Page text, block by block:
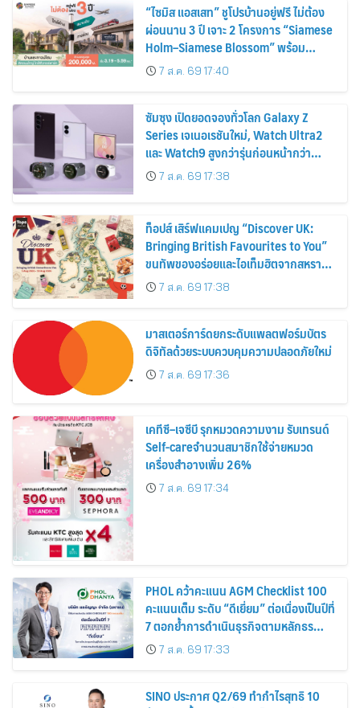
“ไซมิส แอสเสท” ชูโปรบ้านอยู่ฟรี ไม่ต้อง
ผ่อนนาน 3 ปี เจาะ 2 โครงการ “Siamese
Holm–Siamese Blossom” พร้อม
ส่วนลดและสิทธิพิเศษถึง 31 สิงหาคม
2569
7 ส.ค. 69 17:40
ซัมซุง เปิดยอดจองทั่วโลก Galaxy Z
Series เจเนอเรชันใหม่, Watch Ultra2
และ Watch9 สูงกว่ารุ่นก่อนหน้ากว่า
30%7 ส.ค. 69 17:38
ท็อปส์ เสิร์ฟแคมเปญ “Discover UK:
Bringing British Favourites to You”
ขนทัพของอร่อยและไอเท็มฮิตจากสหราช
อาณาจักร ส่งตรงถึงมือตั้งแต่วันนี้ – 18
สิงหาคมนี้
7 ส.ค. 69 17:38
มาสเตอร์การ์ดยกระดับแพลตฟอร์มบัตร
ดิจิทัลด้วยระบบควบคุมความปลอดภัยใหม่
7 ส.ค. 69 17:36
เคทีซี–เจซีบี รุกหมวดความงาม รับเทรนด์
Self-careจำนวนสมาชิกใช้จ่ายหมวด
เครื่องสำอางเพิ่ม 26%
7 ส.ค. 69 17:34
PHOL คว้าคะแนน AGM Checklist 100
คะแนนเต็ม ระดับ “ดีเยี่ยม” ต่อเนื่องเป็นปีที่
7 ตอกย้ำการดำเนินธุรกิจตามหลักธร
รมาภิบาล โปร่งใส สร้างความเชื่อมั่นผู้ถือ
หุ้น
7 ส.ค. 69 17:33
SINO ประกาศ Q2/69 ทำกำไรสุทธิ 10